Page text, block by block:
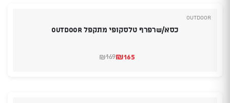
Outdoor
כסא/שרפרף טלסקופי מתקפל OUTDOOR
₪169
המחיר₪165
המחיר